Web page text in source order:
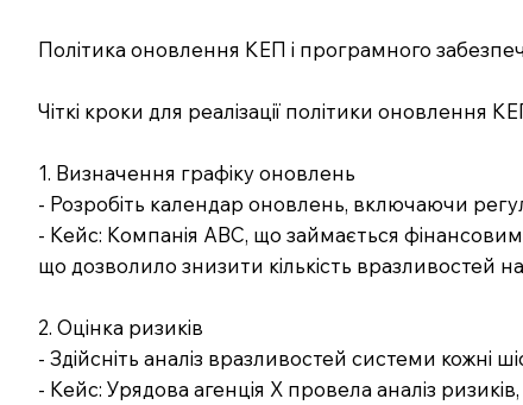
Політика оновлення КЕП і програмного
Чіткі кроки для реалізації політики оновлення
1. Визначення графіку оновлень
- Розробіть календар оновлень, включаючи
- Кейс: Компанія ABC, що займається
що дозволило знизити кількість вразливостей
2. Оцінка ризиків
- Здійсніть аналіз вразливостей системи кожні
- Кейс: Урядова агенція X провела аналіз